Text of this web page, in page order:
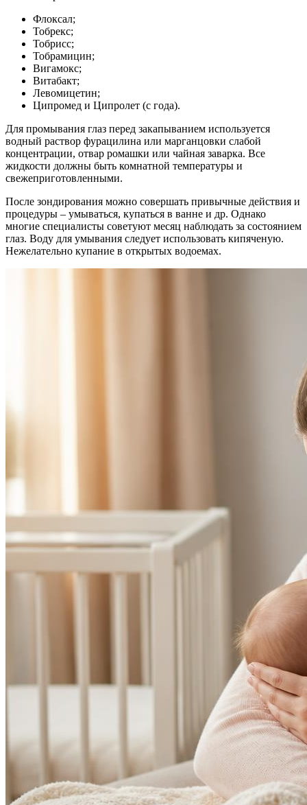
Флоксал;
Тобрекс;
Тобрисс;
Тобрамицин;
Вигамокс;
Витабакт;
Левомицетин;
Ципромед и Ципролет (с года).
Для промывания глаз перед закапыванием используется
водный раствор фурацилина или марганцовки слабой
концентрации, отвар ромашки или чайная заварка. Все
жидкости должны быть комнатной температуры и
свежеприготовленными.
После зондирования можно совершать привычные действия и
процедуры – умываться, купаться в ванне и др. Однако
многие специалисты советуют месяц наблюдать за состоянием
глаз. Воду для умывания следует использовать кипяченую.
Нежелательно купание в открытых водоемах.